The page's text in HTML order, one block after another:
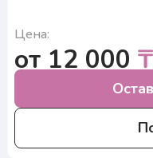
Цена:
от 12 000 ₸